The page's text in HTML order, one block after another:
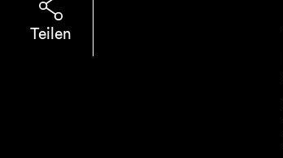
Teilen